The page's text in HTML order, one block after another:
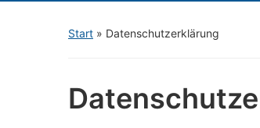
Start » Datenschutzerklärung